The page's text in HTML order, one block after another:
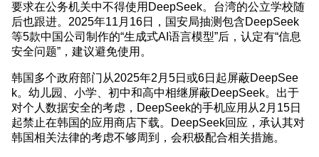
要求在公务机关中不得使用DeepSeek。台湾的公立学校随
后也跟进。2025年11月16日，国安局抽测包含DeepSeek
等5款中国公司制作的“生成式AI语言模型”后，认定有“信息
安全问题”，建议避免使用。
韩国多个政府部门从2025年2月5日或6日起屏蔽DeepSee
k。幼儿园、小学、初中和高中相继屏蔽DeepSeek。出于
对个人数据安全的考虑，DeepSeek的手机应用从2月15日
起禁止在韩国的应用商店下载。DeepSeek回应，承认其对
韩国相关法律的考虑不够周到，会积极配合相关措施。